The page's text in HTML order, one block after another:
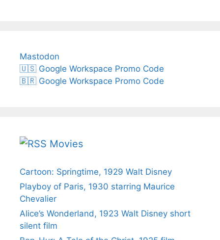
Mastodon
🇺🇸 Google Workspace Promo Code
🇧🇷 Google Workspace Promo Code
Movies
Cartoon: Springtime, 1929 Walt Disney
Playboy of Paris, 1930 starring Maurice
Chevalier
Alice’s Wonderland, 1923 Walt Disney short
silent film